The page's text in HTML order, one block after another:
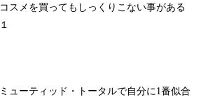
コスメを買ってもしっくりこない事がある
１
ミューティッド・トータルで自分に1番似合